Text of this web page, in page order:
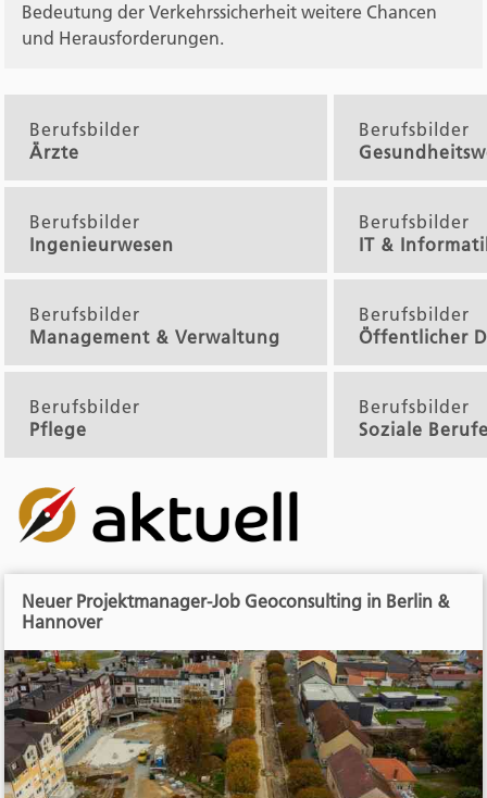
Bedeutung der Verkehrssicherheit weitere Chancen
und Herausforderungen.
Berufsbilder
Ärzte
Berufsbilder
Berufsbilder
Ingenieurwesen
Berufsbilder
IT &
Berufsbilder
Management & Verwaltung
Berufsbilder
Öffentlicher
Berufsbilder
Pflege
Berufsbilder
Soziale
Neuer Projektmanager-Job Geoconsulting in Berlin &
Hannover